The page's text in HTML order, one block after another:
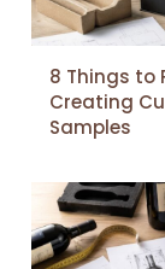
8 Things to
Creating
Samples